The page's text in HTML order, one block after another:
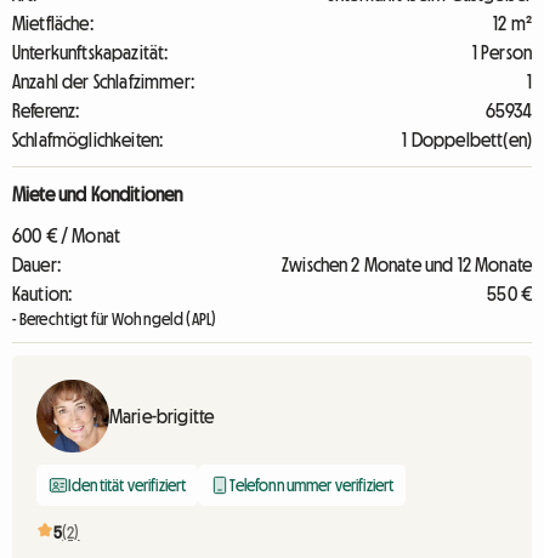
Mietfläche:
12 m²
Unterkunftskapazität:
1 Person
Anzahl der Schlafzimmer:
1
Referenz:
65934
Schlafmöglichkeiten:
1 Doppelbett(en)
Miete und Konditionen
600 € / Monat
Dauer:
Zwischen 2 Monate und 12 Monate
Kaution:
550 €
- Berechtigt für Wohngeld (APL)
Marie-brigitte
Identität verifiziert Telefonnummer verifiziert
5(2)